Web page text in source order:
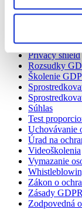
Prenos
Privacy policy
Privacy shield
Rozsudky
Školenie
Súhlas
Test
Uchovávanie
Úrad na
Videoškolenia
Vymazanie
Zákon o
Zásady GDPR
Zodpovedná